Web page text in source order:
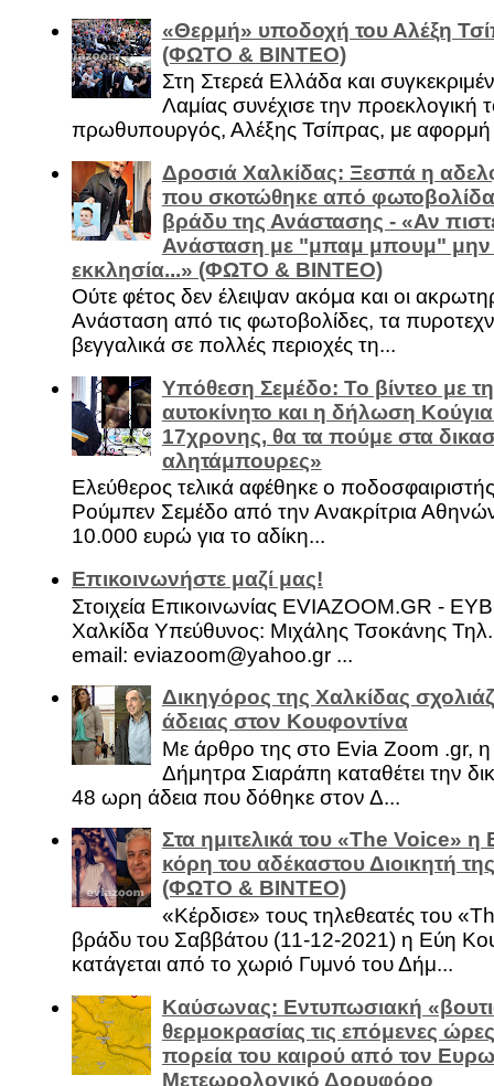
«Θερμή» υποδοχή του Αλέξη
(ΦΩΤΟ & ΒΙΝΤΕΟ)
Στη Στερεά Ελλάδα και
Λαμίας συνέχισε την προεκλογική
πρωθυπουργός, Αλέξης Τσίπρας, με αφορμή
Δροσιά Χαλκίδας: Ξεσπά η
που σκοτώθηκε από φωτοβολίδα
βράδυ της Ανάστασης - «Αν
Ανάσταση με "μπαμ μπουμ" μην
εκκλησία...» (ΦΩΤΟ & ΒΙΝΤΕΟ)
Ούτε φέτος δεν έλειψαν ακόμα και οι
Ανάσταση από τις φωτοβολίδες, τα
βεγγαλικά σε πολλές περιοχές τη...
Υπόθεση Σεμέδο: Το βίντεο με
αυτοκίνητο και η δήλωση
17χρονης, θα τα πούμε στα
αλητάμπουρες»
Ελεύθερος τελικά αφέθηκε ο
Ρούμπεν Σεμέδο από την Ανακρίτρια
10.000 ευρώ για το αδίκη...
Επικοινωνήστε μαζί μας!
Στοιχεία Επικοινωνίας EVIAZOOM.GR -
Χαλκίδα Υπεύθυνος: Μιχάλης Τσοκάνης
email: eviazoom@yahoo.gr ...
Δικηγόρος της Χαλκίδας
άδειας στον Κουφοντίνα
Με άρθρο της στο Evia Zoom .gr,
Δήμητρα Σιαράπη καταθέτει την
48 ωρη άδεια που δόθηκε στον Δ...
Στα ημιτελικά του «The Voice»
κόρη του αδέκαστου Διοικητή
(ΦΩΤΟ & ΒΙΝΤΕΟ)
«Κέρδισε» τους τηλεθεατές του
βράδυ του Σαββάτου (11-12-2021) η Εύη
κατάγεται από το χωριό Γυμνό του Δήμ...
Καύσωνας: Εντυπωσιακή
θερμοκρασίας τις επόμενες
πορεία του καιρού από τον
Μετεωρολογικό Δορυφόρο